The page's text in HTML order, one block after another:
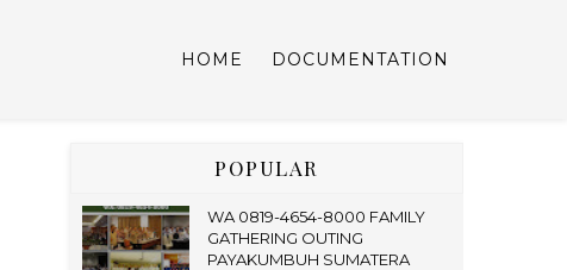
HOME DOCUMENTATION
POPULAR
WA 0819-4654-8000 FAMILY
GATHERING OUTING
PAYAKUMBUH SUMATERA